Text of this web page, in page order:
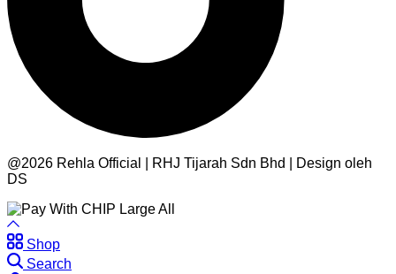
@2026 Rehla Official | RHJ Tijarah Sdn Bhd | Design oleh
DS
Shop
Search